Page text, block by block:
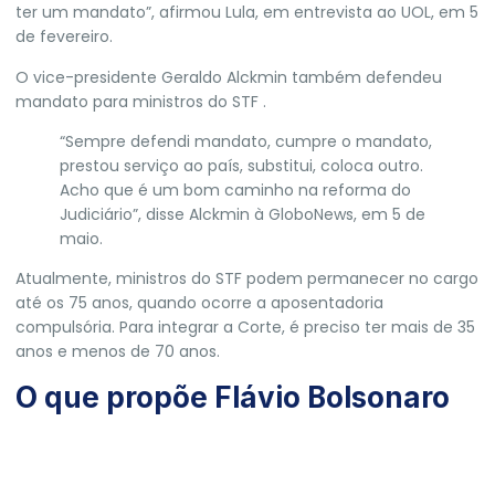
ter um mandato”, afirmou Lula, em entrevista ao UOL, em 5
de fevereiro.
O vice-presidente Geraldo Alckmin também defendeu
mandato para ministros do STF .
“Sempre defendi mandato, cumpre o mandato,
prestou serviço ao país, substitui, coloca outro.
Acho que é um bom caminho na reforma do
Judiciário”, disse Alckmin à GloboNews, em 5 de
maio.
Atualmente, ministros do STF podem permanecer no cargo
até os 75 anos, quando ocorre a aposentadoria
compulsória. Para integrar a Corte, é preciso ter mais de 35
anos e menos de 70 anos.
O que propõe Flávio Bolsonaro